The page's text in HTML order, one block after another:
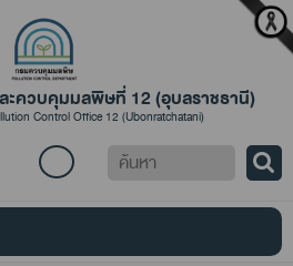
ะควบคุมมลพิษที่ 12 (อุบลราชธานี)
Control Office 12 (Ubonratchatani)
ค้นหา